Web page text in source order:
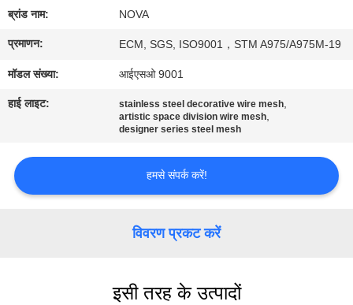
में
कारखाने
दौरा
गुणवत्ता
नियंत्रण
ब्रांड नाम: NOVA
प्रमाणन: ECM, SGS, ISO9001，STM A975/A975M-19
मॉडल संख्या: आईएसओ 9001
हाई लाइट: stainless steel decorative wire mesh,
artistic space division wire mesh,
designer series steel mesh
हमसे संपर्क करें!
विवरण प्रकट करें
इसी तरह के उत्पादों